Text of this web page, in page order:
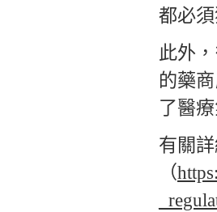
都必
此外
的藥
了醫
有關
（